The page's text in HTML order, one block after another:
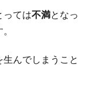
っては不満となっ
生んでしまうこと